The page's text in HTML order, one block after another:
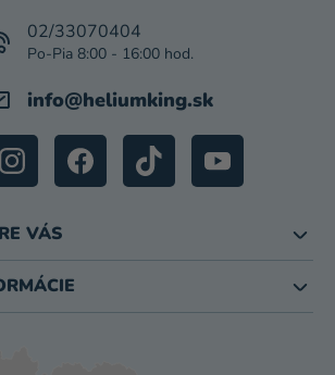
info@heliumking.sk
02/33070404
VÁS